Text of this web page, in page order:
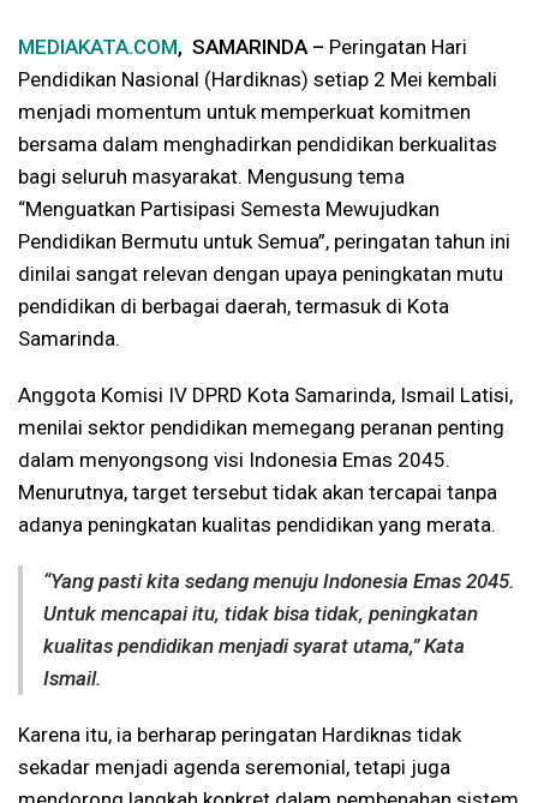
MEDIAKATA.COM, SAMARINDA – Peringatan Hari
Pendidikan Nasional (Hardiknas) setiap 2 Mei kembali
menjadi momentum untuk memperkuat komitmen
bersama dalam menghadirkan pendidikan berkualitas
bagi seluruh masyarakat. Mengusung tema
“Menguatkan Partisipasi Semesta Mewujudkan
Pendidikan Bermutu untuk Semua”, peringatan tahun ini
dinilai sangat relevan dengan upaya peningkatan mutu
pendidikan di berbagai daerah, termasuk di Kota
Samarinda.
Anggota Komisi IV DPRD Kota Samarinda, Ismail Latisi,
menilai sektor pendidikan memegang peranan penting
dalam menyongsong visi Indonesia Emas 2045.
Menurutnya, target tersebut tidak akan tercapai tanpa
adanya peningkatan kualitas pendidikan yang merata.
“Yang pasti kita sedang menuju Indonesia Emas 2045.
Untuk mencapai itu, tidak bisa tidak, peningkatan
kualitas pendidikan menjadi syarat utama,” Kata
Ismail.
Karena itu, ia berharap peringatan Hardiknas tidak
sekadar menjadi agenda seremonial, tetapi juga